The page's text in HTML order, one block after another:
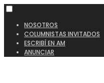
NOSOTROS
COLUMNISTAS INVITADOS
ESCRIBÍ EN AM
ANUNCIAR